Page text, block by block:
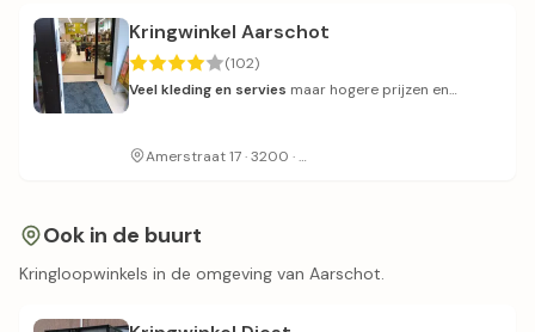
Kringwinkel Aarschot
(102)
Veel kleding en servies maar hogere prijzen en
Amerstraat 17 · 3200 ·
Ook in de buurt
Kringloopwinkels in de omgeving van Aarschot.